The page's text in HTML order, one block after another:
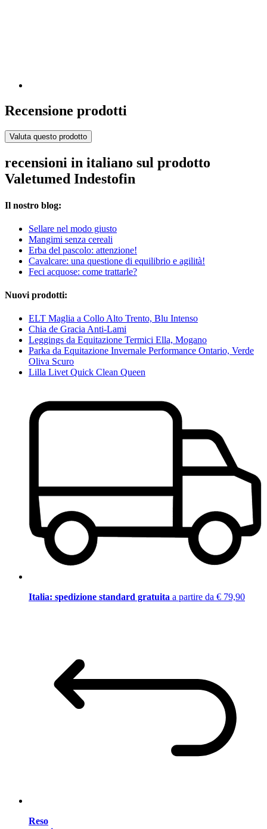
Recensione prodotti
Valuta questo prodotto
recensioni in italiano sul prodotto
Valetumed Indestofin
Il nostro blog:
Sellare nel modo giusto
Mangimi senza cereali
Erba del pascolo: attenzione!
Cavalcare: una questione di equilibrio e agilità!
Feci acquose: come trattarle?
Nuovi prodotti:
ELT Maglia a Collo Alto Trento, Blu Intenso
Chia de Gracia Anti-Lami
Leggings da Equitazione Termici Ella, Mogano
Parka da Equitazione Invernale Performance Ontario, Verde
Oliva Scuro
Lilla Livet Quick Clean Queen
Italia: spedizione standard gratuita a partire da € 79,90
Reso